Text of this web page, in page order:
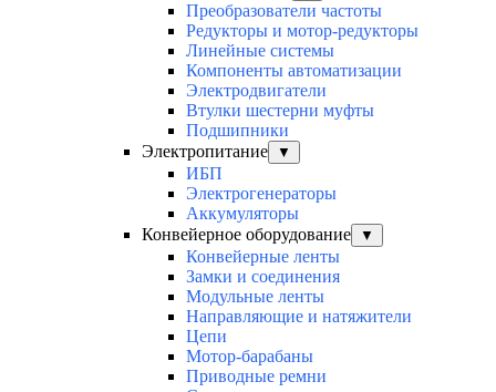
Преобразователи частоты
Редукторы и мотор-редукторы
Линейные системы
Компоненты автоматизации
Электродвигатели
Втулки шестерни муфты
Подшипники
Электропитание
▼
ИБП
Электрогенераторы
Аккумуляторы
Конвейерное оборудование
▼
Конвейерные ленты
Замки и соединения
Модульные ленты
Направляющие и натяжители
Цепи
Мотор-барабаны
Приводные ремни